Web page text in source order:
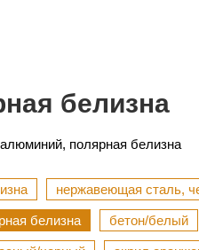
белизна
алюминий, полярная белизна
нержавеющая сталь,
белизна бетон/белый